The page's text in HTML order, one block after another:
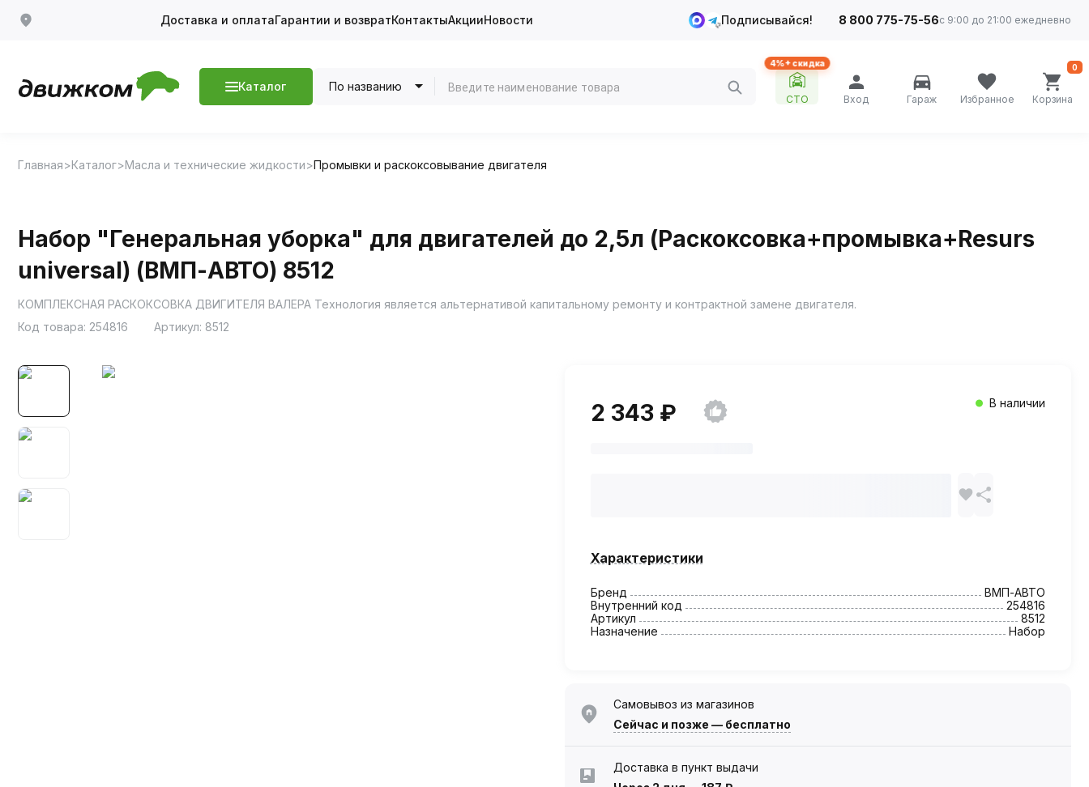
Доставка и оплатаГарантии и возвратКонтактыАкцииНовости Подписывайся! 8 800 775-75-56с 9:00 до 21:00 ежедневно
Каталог По названию
4%+ скидка
СТО Вход Гараж Избранное Корзина
0
Главная Каталог Масла и технические жидкости Промывки и раскоксовывание двигателя
Набор "Генеральная уборка" для двигателей до 2,5л (Раскоксовка+промывка+Resurs
universal) (ВМП-АВТО) 8512
КОМПЛЕКСНАЯ РАСКОКСОВКА ДВИГИТЕЛЯ ВАЛЕРА Технология является альтернативой капитальному ремонту и контрактной замене двигателя.
Код товара: 254816 Артикул: 8512
2 343 ₽ В наличии
Характеристики
Бренд
ВМП-АВТО
Внутренний код
254816
Артикул
8512
Назначение
Набор
Самовывоз из магазинов
Сейчас и позже — бесплатно
Доставка в пункт выдачи